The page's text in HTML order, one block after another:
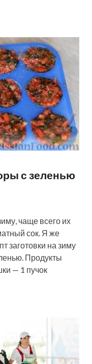
с зеленью
чаще всего их
сок. Я же
заготовки на зиму
Продукты
— 1 пучок